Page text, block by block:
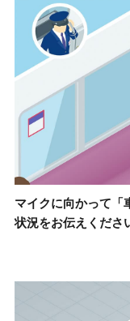
マイクに向かって
状況をお伝えくださ